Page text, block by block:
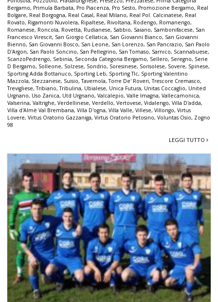
Bergamo, Primula Barbata, Pro Piacenza, Pro Sesto, Promozione Bergamo, Real
Bolgare, Real Borgogna, Real Casal, Real Milano, Real Pol. Calcinatese, Real
Rovato, Rigamonti Nuvolera, Ripaltese, Rivoltana, Rodengo, Romanengo,
Romanese, Roncola, Rovetta, Rudianese, Sabbio, Saiano, Sambonifacese, San
Francesco Virescit, San Giorgio Cellatica, San Giovanni Bianco, San Giovanni
Bienno, San Giovanni Bosco, San Leone, San Lorenzo, San Pancrazio, San Paolo
D'Argon, San Paolo Soncino, San Pellegrino, San Tomaso, Sarnico, Scannabuese,
ScanzoPedrengo, Sebinia, Seconda Categoria Bergamo, Sellero, Seregno, Serie
D Bergamo, Solleone, Solzese, Sondrio, Soresinese, Sorisolese, Sovere, Spinese,
Sporting Adda Bottanuco, Sporting Leb, Sporting Tlc, Sporting Valentino
Mazzola, Stezzanese, Suisio,Tavernola,Torre De' Roveri,Trescore Cremasco,
Trevigliese,Tribiano,Tribulina, Ubialese, Unica Futura, Unitas Coccaglio, United
Urgnano, Uso Zanica, Utd Urgnano, Valcalepio, Valle Imagna, Vallecamonica,
Valserina, Valtrighe, Verdellinese, Verdello, Vertovese, Vidalengo, Villa D'adda,
Villa d'Almè Val Brembana, Villa D'ogna, Villa Valle, Villese, Villongo, Virtus
Lovere, Virtus Oratorio Gazzaniga, Virtus Oratorio Petosino, Voluntas Osio, Zogno
98
LEGGI TUTTO